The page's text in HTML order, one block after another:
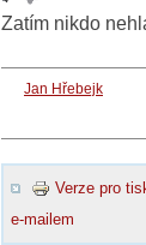
Zatím nikdo
Jan Hřebejk
Verze pro
e-mailem